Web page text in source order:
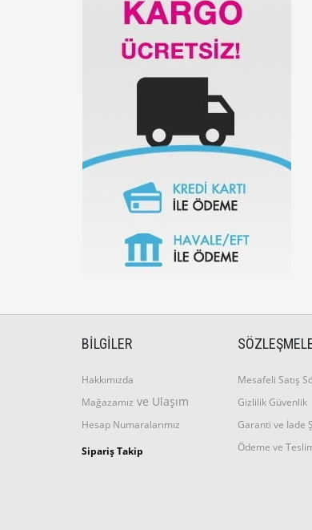
BİLGİLER
Hakkımızda
Mağazamız ve Ulaşım
Hesap Numaralarımız
Sipariş Takip
Mesafeli Satış
Gizlilik Güvenlik
Garanti ve İade
Ödeme ve